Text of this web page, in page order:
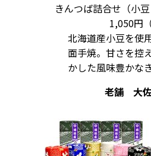
きんつば詰合せ（小豆
1,050円
北海道産小豆を使
面手焼。甘さを控
かした風味豊かな
老舗 大